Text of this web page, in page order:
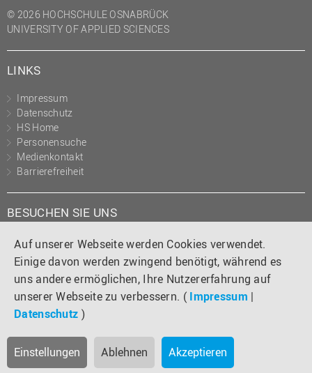
Auf unserer Webseite werden Cookies verwendet.
Einige davon werden zwingend benötigt, während es
uns andere ermöglichen, Ihre Nutzererfahrung auf
unserer Webseite zu verbessern. ( Impressum |
Datenschutz )
Einstellungen Ablehnen Akzeptieren
© 2026 HOCHSCHULE OSNABRÜCK
UNIVERSITY OF APPLIED SCIENCES
LINKS
Impressum
Datenschutz
HS Home
Personensuche
Medienkontakt
Barrierefreiheit
BESUCHEN SIE UNS
Instagram
TiktokLinkedIn
YouTube
Facebook